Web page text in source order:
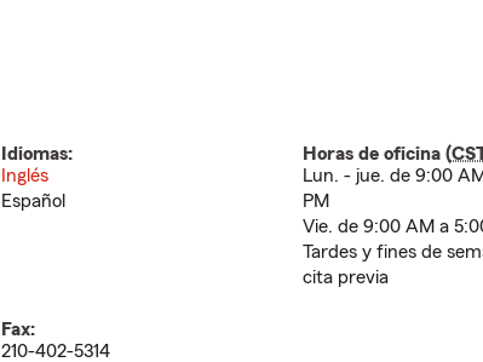
Idiomas:
Inglés
Español
Horas de oficina (
Lun. - jue. de 9:00
PM
Vie. de 9:00 AM a
Tardes y fines de
cita previa
Fax:
210-402-5314